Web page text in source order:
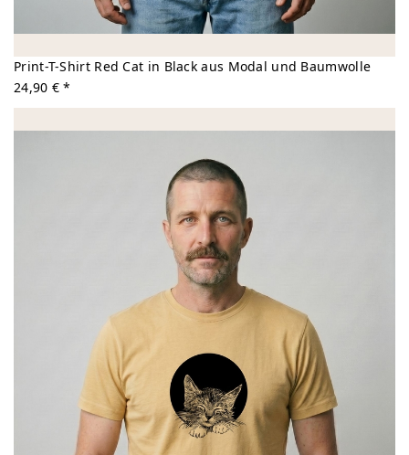
Print-T-Shirt Red Cat in Black aus Modal und Baumwolle
24,90 € *